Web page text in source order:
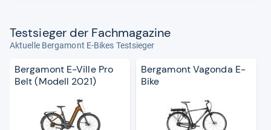
Test­sie­ger der Fach­ma­ga­zine
Aktuelle Bergamont E-Bikes Testsieger
Bergamont E-Ville Pro
Belt (Modell 2021)
Bergamont Vagonda E-
Bike